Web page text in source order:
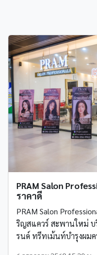
PRAM Salon
ราคาดี
PRAM Salon
ริญสแควร์ สะพานใหม่ บ
รนด์ ทรีทเม้นท์บำรุงผม